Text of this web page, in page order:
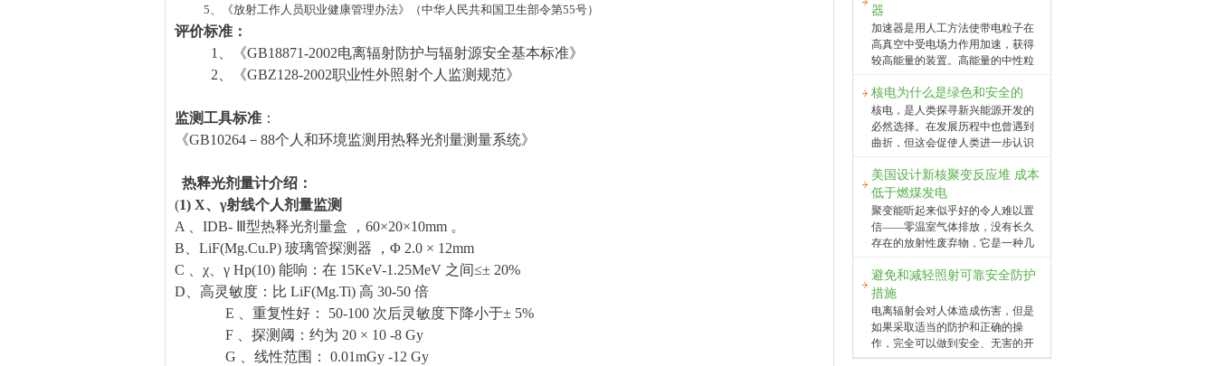
分深刻，要进一步提高对核安全极
端重要性和基本规律的认识
将能量传递给肿瘤组织，造成杀
伤。其实所有的辐射，包括可见
光、微波、以及我们常听说的所谓
手机信号都带有能量，不过它们的
能量很低，低到只能引起分子热运
动的水平。而放疗所用的射线为高
能射线，它的能量高到足以打断分
子间的化学键，导致分子损伤。射
线对DNA造成损伤后使细胞分裂受
阻，导致
确定有无开采价值。铀矿的开采分
为常规采矿和化学采矿，总的原则
是安全、合理、经济、最大限度地
将铀资源从地下回采出来。铀的提
取必须用化学试剂把矿石中铀的有
用组分转化为可溶性化合物，即把
铀从固相转为液相，再经固液分离
把含铀的浸出液与矿渣分离，然后
用离子交换、萃取、沉淀等方法对
含铀浓度低、杂质含量高的浸出液
进行铀的浓缩、提取，制得不同形
式的铀化学浓缩物，亦即“黄饼”。
由于八氧化三铀是所有铀氧化物中
最稳定的，易于长期储存，所以
器
加速器是用人工方法使带电粒子在
高真空中受电场力作用加速，获得
较高能量的装置。高能量的中性粒
子束或X射线也可由加速器间接获
得。加速器小的只有几十厘米长，
一个小的集装箱就能装得下，可以
用汽车拉着来回跑；大型加速器大
得占地好几平方千米，有一个小城
市那么大，被加速的粒子在里面要
跑上几百万千米，相当于绕地球几
十圈，真是顶尖的高科技产品。
1．“炼金术士”的梦想实现了古
代“炼金术士”企图把普通金属
（铁、铜、铅等）转变为黄金、白
银这样的贵金属。花费了大量的人
力、物力和财力，最好的结果是制
出了黄铜和白铜。到了20世纪40年
代，古代“炼金术士”的夙愿终于被
现代的“炼金术”实现了。1
核电为什么是绿色和安全的
核电，是人类探寻新兴能源开发的
必然选择。在发展历程中也曾遇到
曲折，但这会促使人类进一步认识
核能，更安全、稳定、清洁利用核
能发电。 更少的燃料 同样是100万
千瓦的装机容量，水电厂需要的燃
料每天都要40节的火车运送，而核
电厂所需要的燃料一年只需要一辆
重卡车即可。 更绿色环保 核电不排
放烟尘、二氧化硫，更不会产生二
氧化碳。核电在世界上一
美国设计新核聚变反应堆 成本
低于燃煤发电
聚变能听起来似乎好的令人难以置
信——零温室气体排放，没有长久
存在的放射性废弃物，它是一种几
乎无限量的能源供应。而采用聚变
能面临的最大障碍可能是经济学问
题。核聚变发电设计还没有便宜到
可以取代现有的利用化石燃料，例
如煤炭和天然气的系统。美国华盛
顿大学的工程师们希望改变这一现
状。他们设计了一种概念核聚变反
避免和减轻照射可靠安全防护
措施
电离辐射会对人体造成伤害，但是
如果采取适当的防护和正确的操
作，完全可以做到安全、无害的开
发利用核科学技术。前面已经讲
5、《放射工作人员职业健康管理办法》（中华人民共和国卫生部令第55号）
评价标准：
1、《GB18871-2002电离辐射防护与辐射源安全基本标准》
2、《GBZ128-2002职业性外照射个人监测规范》
监测工具标准 ：
《GB10264－88个人和环境监测用热释光剂量测量系统》
热释光剂量计介绍：
(1) X、γ射线个人剂量监测
A 、IDB- Ⅲ型热释光剂量盒 ，60×20×10mm 。
B、LiF(Mg.Cu.P) 玻璃管探测器 ，Φ 2.0 × 12mm
C 、χ、γ Hp(10) 能响：在 15KeV-1.25MeV 之间≤± 20%
D、高灵敏度：比 LiF(Mg.Ti) 高 30-50 倍
E 、重复性好： 50-100 次后灵敏度下降小于± 5%
F 、探测阈：约为 20 × 10 -8 Gy
G 、线性范围： 0.01mGy -12 Gy